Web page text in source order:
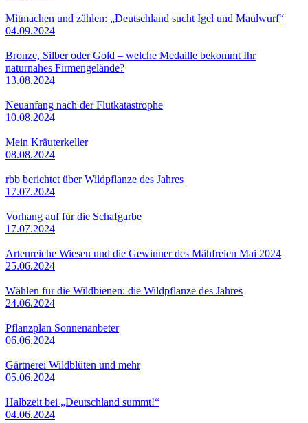
Mitmachen und zählen: „Deutschland sucht Igel und Maulwurf“
04.09.2024
Bronze, Silber oder Gold – welche Medaille bekommt Ihr
naturnahes Firmengelände?
13.08.2024
Neuanfang nach der Flutkatastrophe
10.08.2024
Mein Kräuterkeller
08.08.2024
rbb berichtet über Wildpflanze des Jahres
17.07.2024
Vorhang auf für die Schafgarbe
17.07.2024
Artenreiche Wiesen und die Gewinner des Mähfreien Mai 2024
25.06.2024
Wählen für die Wildbienen: die Wildpflanze des Jahres
24.06.2024
Pflanzplan Sonnenanbeter
06.06.2024
Gärtnerei Wildblüten und mehr
05.06.2024
Halbzeit bei „Deutschland summt!“
04.06.2024